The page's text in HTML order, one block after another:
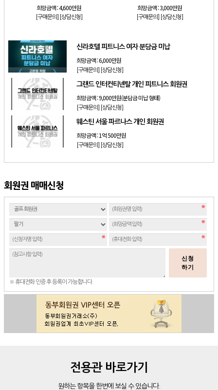
희망금액 :4,600만원
[구매문의] [상담신청]
희망금액 :3,000만원
[구매문의] [상담신청]
신라호텔 피트니스 여자 분담금 미납
희망금액 :6,000만원
[구매문의] [상담신청]
그랜드 인터컨티넨탈 개인 피트니스 회원권
희망금액 :9,000만원(분담금 미납 형태)
[구매문의] [상담신청]
웨스틴 서울 파르나스 개인 회원권
희망금액 :1억 500만원
[구매문의] [상담신청]
회원권 매매신청
신청
하기
※ 휴대전화 인증 후 등록이 가능합니다.
전용관 바로가기
원하는 항목을 한번에 보실 수 있습니다.